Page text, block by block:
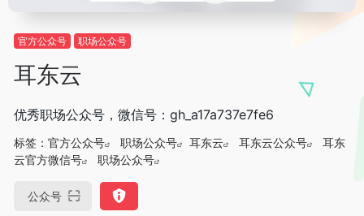
官方公众号 职场公众号
耳东云
优秀职场公众号，微信号：gh_a17a737e7fe6
标签： 官方公众号 职场公众号 耳东云 耳东云公众号
耳东
云官方微信号
职场公众号
公众号